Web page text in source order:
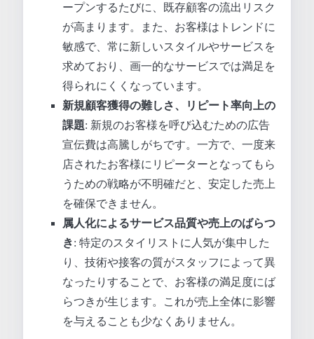
ープンするたびに、既存顧客の流出リスク
が高まります。また、お客様はトレンドに
敏感で、常に新しいスタイルやサービスを
求めており、画一的なサービスでは満足を
得られにくくなっています。
新規顧客獲得の難しさ、リピート率向上の
課題: 新規のお客様を呼び込むための広告
宣伝費は高騰しがちです。一方で、一度来
店されたお客様にリピーターとなってもら
うための戦略が不明確だと、安定した売上
を確保できません。
属人化によるサービス品質や売上のばらつ
き: 特定のスタイリストに人気が集中した
り、技術や接客の質がスタッフによって異
なったりすることで、お客様の満足度にば
らつきが生じます。これが売上全体に影響
を与えることも少なくありません。